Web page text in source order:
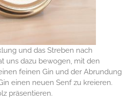
und das Streben nach
uns dazu bewogen, mit den
feinen Gin und der Abrundung
einen neuen Senf zu kreieren.
präsentieren.